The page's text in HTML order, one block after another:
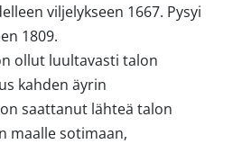
viljelykseen 1667. Pysyi
1809.
ollut luultavasti talon
kahden äyrin
saattanut lähteä talon
maalle sotimaan,